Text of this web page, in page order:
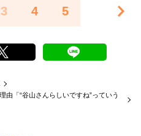
3 4 5
由「“谷山さんらしいですね”っていう